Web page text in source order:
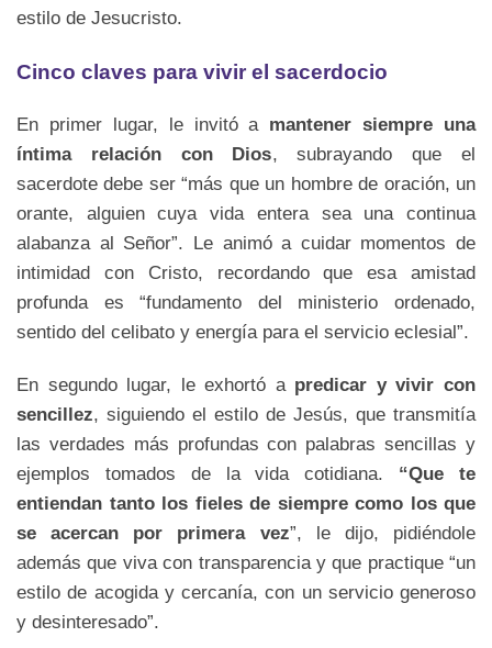
estilo de Jesucristo.
Cinco claves para vivir el sacerdocio
En primer lugar, le invitó a mantener siempre una
íntima relación con Dios, subrayando que el
sacerdote debe ser “más que un hombre de oración, un
orante, alguien cuya vida entera sea una continua
alabanza al Señor”. Le animó a cuidar momentos de
intimidad con Cristo, recordando que esa amistad
profunda es “fundamento del ministerio ordenado,
sentido del celibato y energía para el servicio eclesial”.
En segundo lugar, le exhortó a predicar y vivir con
sencillez, siguiendo el estilo de Jesús, que transmitía
las verdades más profundas con palabras sencillas y
ejemplos tomados de la vida cotidiana. “Que te
entiendan tanto los fieles de siempre como los que
se acercan por primera vez”, le dijo, pidiéndole
además que viva con transparencia y que practique “un
estilo de acogida y cercanía, con un servicio generoso
y desinteresado”.